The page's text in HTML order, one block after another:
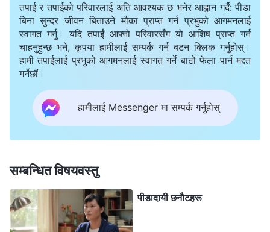
जबरजस्ती पुलिसको गाडीमा हाले।
राति करिब १० बजेतिर, पुलिसले मलाई मानसिक अस्पतालमा पठाए।
म गाडीबाट ओर्लिनेबित्तिकै, तीस वर्ष कटेका दुई जना पुलिसले मलाई
र निर्देशकको जिम्मा लगाए। उनीहरूले मलाई केही भनेनन् वा मेरो
जाँच पनि गरेनन्, उनीहरूले डोरीले मेरा दुवै हात बाँधिदिए र मलाई
फलामको ढोका भएको कोठामा धकेलेर पठाए। मलाई म कुनै खोरमा
फालिएको छु, र पूर्ण रूपमा उनीहरूको कृपामा छु भन्ने महसुस भयो।
उनीहरूले मलाई के गर्ने हुन् मलाई थाहा थिएन। म आत्तिएँ र डराएँ,
त्यसैले मलाई मार्गदर्शन गर्नुहोस् भनेर मैले मौन रूपमा परमेश्‍वरलाई
प्रार्थना गरेँ। कोठामा पस्नेबित्तिकै, एउटा नराम्रो गन्ध मेरो नाकमा
तपाई र तपाईको परिवारलाई अति आवश्यक छ भनेर आह्वान गर्दै: पीडा
बिना सुन्दर जीवन बिताउने मौका प्राप्त गर्न प्रभुको आगमनलाई
स्वागत गर्नु। यदि तपाईं आफ्नो परिवारसँग यो आशिष प्राप्त गर्न
चाहनुहुन्छ भने, कृपया हामीलाई सम्पर्क गर्न बटन क्लिक गर्नुहोस्।
हामी तपाईंलाई प्रभुको आगमनलाई स्वागत गर्ने बाटो फेला पार्न मद्दत
गर्नेछौं।
हामीलाई Messenger मा सम्पर्क गर्नुहोस्
सम्बन्धित विषयवस्तु
पीडादायी छनौटहरू